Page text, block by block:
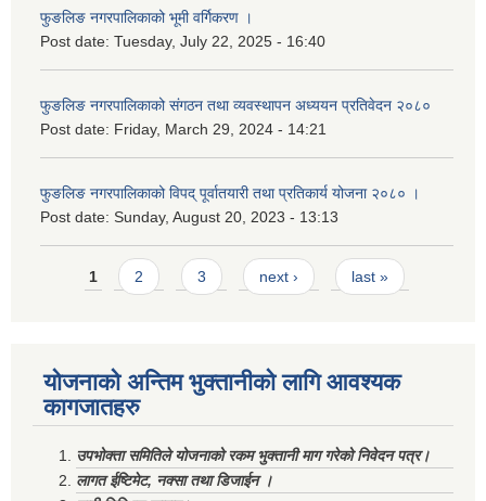
फुङलिङ नगरपालिकाको भूमी वर्गिकरण ।
Post date: Tuesday, July 22, 2025 - 16:40
फुङलिङ नगरपालिकाको संगठन तथा व्यवस्थापन अध्ययन प्रतिवेदन २०८०
Post date: Friday, March 29, 2024 - 14:21
फुङलिङ नगरपालिकाको विपद् पूर्वातयारी तथा प्रतिकार्य योजना २०८० ।
Post date: Sunday, August 20, 2023 - 13:13
Pages
1 2 3 next › last »
योजनाको अन्तिम भुक्तानीको लागि आवश्यक
कागजातहरु
उपभोक्ता समितिले योजनाको रकम भुक्तानी माग गरेको निवेदन पत्र।
लागत ईष्टिमेट, नक्सा तथा डिजाईन ।